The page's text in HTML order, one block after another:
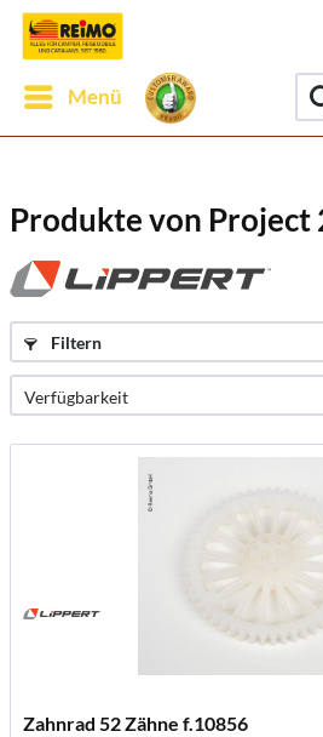
Menü
Produkte von Project
Filtern
Zahnrad 52 Zähne f.10856